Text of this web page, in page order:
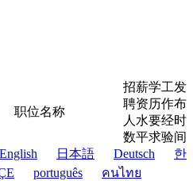
职位名称
招
聘
人
数
薪
资
水
平
学
历
要
求
工
作
经
验
发
布
时
间
English 日本語 Deutsch
한
português คนไทย